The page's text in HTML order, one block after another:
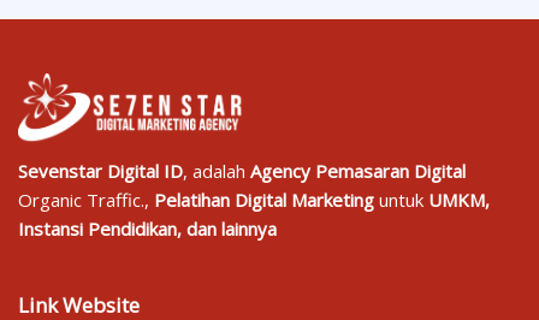
Sevenstar Digital ID, adalah Agency Pemasaran Digital
Organic Traffic., Pelatihan Digital Marketing untuk UMKM,
Instansi Pendidikan, dan lainnya
Link Website